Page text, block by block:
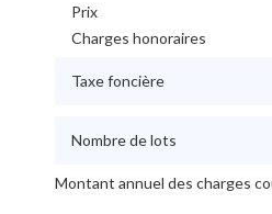
Prix
Charges honoraires
Taxe foncière
Nombre de lots
Montant annuel des charges